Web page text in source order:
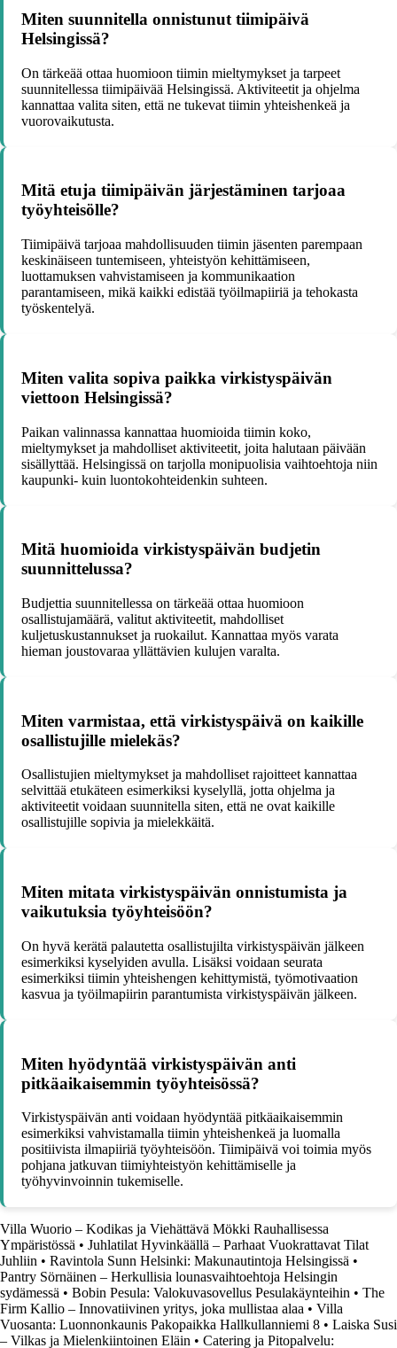
Miten suunnitella onnistunut tiimipäivä
Helsingissä?
On tärkeää ottaa huomioon tiimin mieltymykset ja tarpeet
suunnitellessa tiimipäivää Helsingissä. Aktiviteetit ja ohjelma
kannattaa valita siten, että ne tukevat tiimin yhteishenkeä ja
vuorovaikutusta.
Mitä etuja tiimipäivän järjestäminen tarjoaa
työyhteisölle?
Tiimipäivä tarjoaa mahdollisuuden tiimin jäsenten parempaan
keskinäiseen tuntemiseen, yhteistyön kehittämiseen,
luottamuksen vahvistamiseen ja kommunikaation
parantamiseen, mikä kaikki edistää työilmapiiriä ja tehokasta
työskentelyä.
Miten valita sopiva paikka virkistyspäivän
viettoon Helsingissä?
Paikan valinnassa kannattaa huomioida tiimin koko,
mieltymykset ja mahdolliset aktiviteetit, joita halutaan päivään
sisällyttää. Helsingissä on tarjolla monipuolisia vaihtoehtoja niin
kaupunki- kuin luontokohteidenkin suhteen.
Mitä huomioida virkistyspäivän budjetin
suunnittelussa?
Budjettia suunnitellessa on tärkeää ottaa huomioon
osallistujamäärä, valitut aktiviteetit, mahdolliset
kuljetuskustannukset ja ruokailut. Kannattaa myös varata
hieman joustovaraa yllättävien kulujen varalta.
Miten varmistaa, että virkistyspäivä on kaikille
osallistujille mielekäs?
Osallistujien mieltymykset ja mahdolliset rajoitteet kannattaa
selvittää etukäteen esimerkiksi kyselyllä, jotta ohjelma ja
aktiviteetit voidaan suunnitella siten, että ne ovat kaikille
osallistujille sopivia ja mielekkäitä.
Miten mitata virkistyspäivän onnistumista ja
vaikutuksia työyhteisöön?
On hyvä kerätä palautetta osallistujilta virkistyspäivän jälkeen
esimerkiksi kyselyiden avulla. Lisäksi voidaan seurata
esimerkiksi tiimin yhteishengen kehittymistä, työmotivaation
kasvua ja työilmapiirin parantumista virkistyspäivän jälkeen.
Miten hyödyntää virkistyspäivän anti
pitkäaikaisemmin työyhteisössä?
Virkistyspäivän anti voidaan hyödyntää pitkäaikaisemmin
esimerkiksi vahvistamalla tiimin yhteishenkeä ja luomalla
positiivista ilmapiiriä työyhteisöön. Tiimipäivä voi toimia myös
pohjana jatkuvan tiimiyhteistyön kehittämiselle ja
työhyvinvoinnin tukemiselle.
Villa Wuorio – Kodikas ja Viehättävä Mökki Rauhallisessa
Ympäristössä • Juhlatilat Hyvinkäällä – Parhaat Vuokrattavat Tilat
Juhliin • Ravintola Sunn Helsinki: Makunautintoja Helsingissä •
Pantry Sörnäinen – Herkullisia lounasvaihtoehtoja Helsingin
sydämessä • Bobin Pesula: Valokuvasovellus Pesulakäynteihin • The
Firm Kallio – Innovatiivinen yritys, joka mullistaa alaa • Villa
Vuosanta: Luonnonkaunis Pakopaikka Hallkullanniemi 8 • Laiska Susi
– Vilkas ja Mielenkiintoinen Eläin • Catering ja Pitopalvelu: